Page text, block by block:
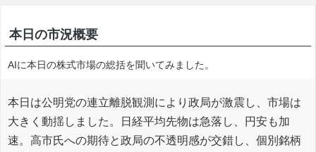
本日の市況概要
AIに本日の株式市場の総括を聞いてみました。
本日は公明党の連立離脱観測により政局が激震し、市場は
大きく動揺しました。日経平均先物は急落し、円安も加
速。高市氏への期待と政局の不透明感が交錯し、個別銘柄